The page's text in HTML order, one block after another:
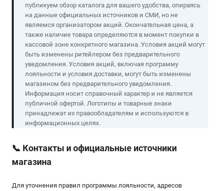
публикуем обзор каталога для вашего удобства, опираясь
на данные официальных источников и СМИ, но не
являемся организатором акций. Окончательная цена, а
также наличие товара определяются в момент покупки в
кассовой зоне конкретного магазина. Условия акций могут
быть изменены ритейлером без предварительного
уведомления. Условия акций, включая программу
лояльности и условия доставки, могут быть изменены
магазином без предварительного уведомления.
Информация носит справочный характер и не является
публичной офертой. Логотипы и товарные знаки
принадлежат их правообладателям и используются в
информационных целях.
📞 Контакты и официальные источники
магазина
Для уточнения правил программы лояльности, адресов